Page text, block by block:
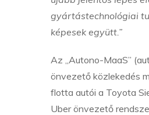
gyártástechnológiai
képesek együtt.”
Az „Autono-MaaS”
önvezető közlekedés
flotta autói a Toyota
Uber önvezető